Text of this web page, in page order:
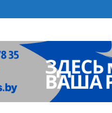
каравае для
в правительстве